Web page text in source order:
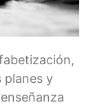
planes y